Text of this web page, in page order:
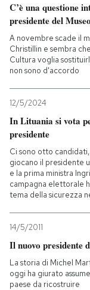
Sport
PODCAST
NEWSLETTER
I MIEI PREFERITI
SHOP
AREA
Entra
C’è una questione
presidente del
A novembre scade il
Christillin e sembra
Cultura voglia
non sono d'accordo
12/5/2024
In Lituania si vota
presidente
Ci sono otto
giocano il presidente
e la prima ministra
campagna elettorale
tema della sicurezza
14/5/2011
Il nuovo presidente
La storia di Michel
oggi ha giurato
paese da ricostruire